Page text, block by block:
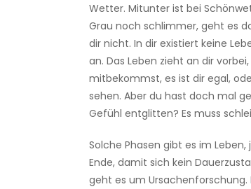
Wetter. Mitunter ist bei
Grau noch schlimmer, geht es
dir nicht. In dir existiert keine
an. Das Leben zieht an dir
mitbekommst, es ist dir egal,
sehen. Aber du hast doch mal
Gefühl entglitten? Es muss
Solche Phasen gibt es im
Ende, damit sich kein
geht es um Ursachenforschung.